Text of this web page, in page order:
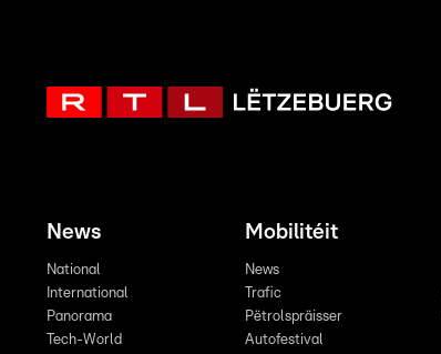
News
National
International
Panorama
Tech-World
Mobilitéit
News
Trafic
Pëtrolspräisser
Autofestival